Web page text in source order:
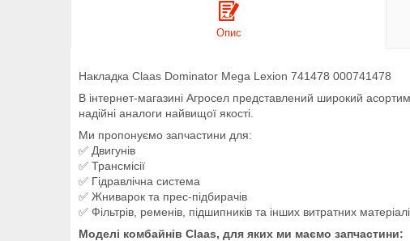
Опис
Накладка Claas Dominator Mega Lexion 741478 000741478
В інтернет-магазині Агросел представлений широкий
надійні аналоги найвищої якості.
Ми пропонуємо запчастини для:
✅ Двигунів
✅ Трансмісії
✅ Гідравлічна система
✅ Жниварок та прес-підбирачів
✅ Фільтрів, ременів, підшипників та інших витратних
Моделі комбайнів Claas, для яких ми маємо запчастини: